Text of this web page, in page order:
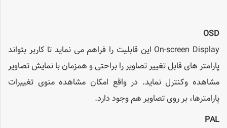
OSD
On-screen Display این قابلیت را فراهم می نماید تا کاربر بتواند
پارامتر های قابل تغییر تصاویر را براحتی و همزمان با نمایش تصاویر
مشاهده وکنترل نماید. در واقع امکان مشاهده منوی تغییرات
پارامترها، بر روی تصاویر هم وجود دارد.
PAL